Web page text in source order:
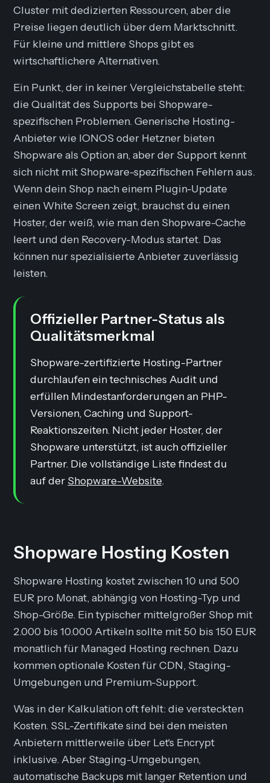
Cluster mit dedizierten Ressourcen, aber die
Preise liegen deutlich über dem Marktschnitt.
Für kleine und mittlere Shops gibt es
wirtschaftlichere Alternativen.
Ein Punkt, der in keiner Vergleichstabelle steht:
die Qualität des Supports bei Shopware-
spezifischen Problemen. Generische Hosting-
Anbieter wie IONOS oder Hetzner bieten
Shopware als Option an, aber der Support kennt
sich nicht mit Shopware-spezifischen Fehlern aus.
Wenn dein Shop nach einem Plugin-Update
einen White Screen zeigt, brauchst du einen
Hoster, der weiß, wie man den Shopware-Cache
leert und den Recovery-Modus startet. Das
können nur spezialisierte Anbieter zuverlässig
leisten.
Offizieller Partner-Status als
Qualitätsmerkmal
Shopware-zertifizierte Hosting-Partner
durchlaufen ein technisches Audit und
erfüllen Mindestanforderungen an PHP-
Versionen, Caching und Support-
Reaktionszeiten. Nicht jeder Hoster, der
Shopware unterstützt, ist auch offizieller
Partner. Die vollständige Liste findest du
auf der Shopware-Website.
Shopware Hosting Kosten
Shopware Hosting kostet zwischen 10 und 500
EUR pro Monat, abhängig von Hosting-Typ und
Shop-Größe. Ein typischer mittelgroßer Shop mit
2.000 bis 10.000 Artikeln sollte mit 50 bis 150 EUR
monatlich für Managed Hosting rechnen. Dazu
kommen optionale Kosten für CDN, Staging-
Umgebungen und Premium-Support.
Was in der Kalkulation oft fehlt: die versteckten
Kosten. SSL-Zertifikate sind bei den meisten
Anbietern mittlerweile über Let's Encrypt
inklusive. Aber Staging-Umgebungen,
automatische Backups mit langer Retention und